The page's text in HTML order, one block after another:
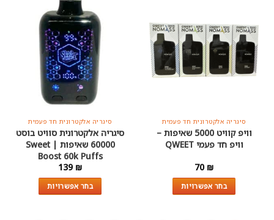
סיגריה אלקטרונית חד פעמית
וויפ קוויט 5000 שאיפות –
וויפ חד פעמי QWEET
70 ₪
בחר אפשרויות
סיגריה אלקטרונית חד פעמית
סיגריה אלקטרונית סוויט בוסט
60000 שאיפות | Sweet
Boost 60k Puffs
139 ₪
בחר אפשרויות